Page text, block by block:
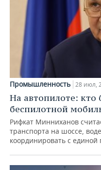
Промышленность 28 июл,
На автопилоте: кто
беспилотной
Рифкат Минниханов
транспорта на шоссе,
координировать с